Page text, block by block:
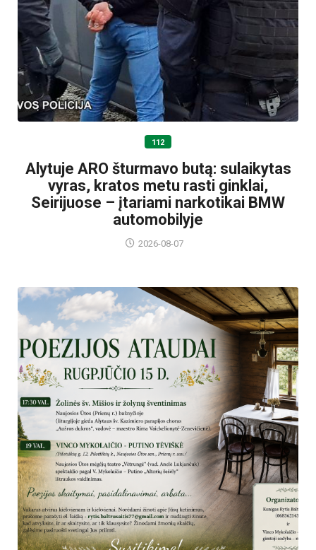
112
Alytuje ARO šturmavo butą: sulaikytas
vyras, kratos metu rasti ginklai,
Seirijuose – įtariami narkotikai BMW
automobilyje
2026-08-07